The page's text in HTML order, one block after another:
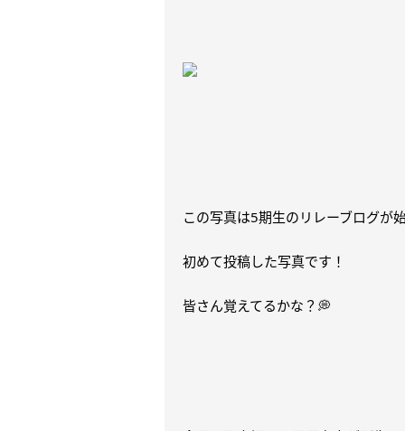
この写真は5期生のリレーブログが始
初めて投稿した写真です！
皆さん覚えてるかな？💭